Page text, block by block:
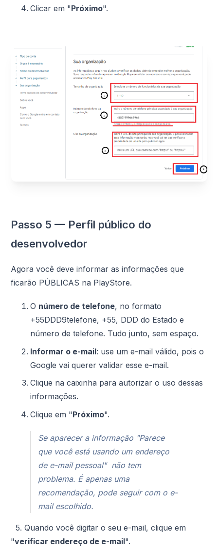
Clicar em "Próximo".
Passo 5 — Perfil público do
desenvolvedor
Agora você deve informar as informações que
ficarão PÚBLICAS na PlayStore.
O número de telefone, no formato
+55DDD9telefone, +55, DDD do Estado e
número de telefone. Tudo junto, sem espaço.
Informar o e-mail: use um e-mail válido, pois o
Google vai querer validar esse e-mail.
Clique na caixinha para autorizar o uso dessas
informações.
Clique em "Próximo".
Se aparecer a informação "Parece
que você está usando um endereço
de e-mail pessoal" não tem
problema. É apenas uma
recomendação, pode seguir com o e-
mail escolhido.
5. Quando você digitar o seu e-mail, clique em
"verificar endereço de e-mail".